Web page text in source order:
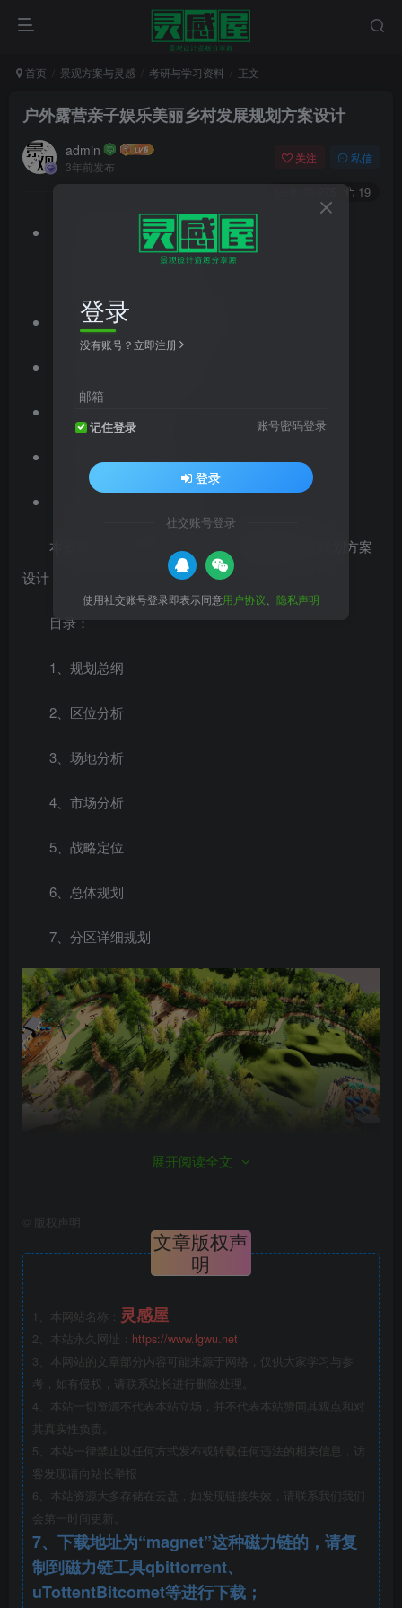
首页 景观方案与灵感 考研与学习资料 正文
户外露营亲子娱乐美丽乡村发展规划方案设计
admin
3年前发布
关注 私信
19
文件格式：pdf
文档类型：景观方案文本
本资料是户外露营亲子娱乐
发展规划方案
设计
目录：
1、规划总纲
2、区位分析
3、场地分析
4、市场分析
5、战略定位
6、总体规划
7、分区详细规划
户外露营亲子娱乐美丽乡村发展规划方案设计.png
展开阅读全文
版权声明
文章版权声
明
1、本网站名称： 灵感屋
2、本站永久网址： https://www.lgwu.net
3、本网站的文章部分内容可能来源于网络，仅供大家学习与参
考，如有侵权，请联系站长进行删除处理。
4、本站一切资源不代表本站立场，并不代表本站赞同其观点和对
其真实性负责。
5、本站一律禁止以任何方式发布或转载任何违法的相关信息，访
客发现请向站长举报
6、本站资源大多存储在云盘，如发现链接失效，请联系我们我们
会第一时间更新。
7、下载地址为“magnet”这种磁力链的，请复
制到磁力链工具qbittorrent、
uTottentBitcomet等进行下载；
登录
没有账号？立即注册
邮箱
记住登录 账号密码登录
登录
社交账号登录
使用社交账号登录即表示同意用户协议 隐私声明